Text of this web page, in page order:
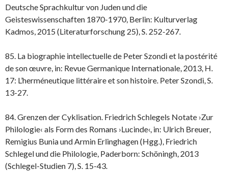
Deutsche Sprachkultur von Juden und die
Geisteswissenschaften 1870-1970, Berlin: Kulturverlag
Kadmos, 2015 (Literaturforschung 25), S. 252-267.
85. La biographie intellectuelle de Peter Szondi et la postérité
de son œuvre, in: Revue Germanique Internationale, 2013, H.
17: L’herméneutique littéraire et son histoire. Peter Szondi, S.
13-27.
84. Grenzen der Cyklisation. Friedrich Schlegels Notate ›Zur
Philologie‹ als Form des Romans ›Lucinde‹, in: Ulrich Breuer,
Remigius Bunia und Armin Erlinghagen (Hgg.), Friedrich
Schlegel und die Philologie, Paderborn: Schöningh, 2013
(Schlegel-Studien 7), S. 15-43.